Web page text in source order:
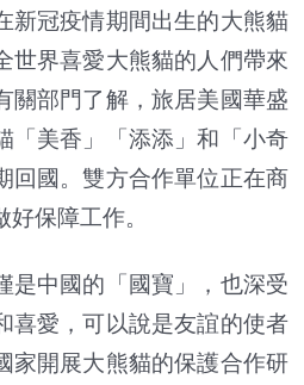
新冠疫情期間出生的大熊貓
世界喜愛大熊貓的人們帶來
關部門了解，旅居美國華盛
「美香」「添添」和「小奇
回國。雙方合作單位正在商
保障工作。
中國的「國寶」，也深受
喜愛，可以說是友誼的使者
家開展大熊貓的保護合作研